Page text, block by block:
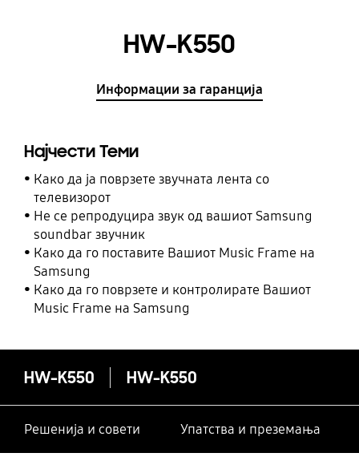
HW-K550
Информации за гаранција
Најчести Теми
Како да ја поврзете звучната лента со
телевизорот
Не се репродуцира звук од вашиот Samsung
soundbar звучник
Како да го поставите Вашиот Music Frame на
Samsung
Како да го поврзете и контролирате Вашиот
Music Frame на Samsung
HW-K550 HW-K550
Решенија и совети Упатства и преземања